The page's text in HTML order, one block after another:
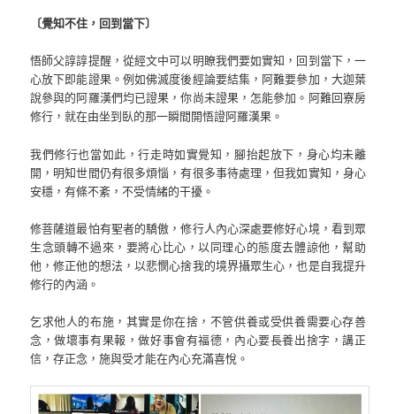
〔覺知不住，回到當下〕
悟師父諄諄提醒，從經文中可以明瞭我們要如實知，回到當下，一
心放下即能證果。例如佛滅度後經論要結集，阿難要參加，大迦葉
說參與的阿羅漢們均已證果，你尚未證果，怎能參加。阿難回寮房
修行，就在由坐到臥的那一瞬間開悟證阿羅漢果。
我們修行也當如此，行走時如實覺知，腳抬起放下，身心均未離
開，明知世間仍有很多煩惱，有很多事待處理，但我如實知，身心
安穩，有條不紊，不受情緒的干擾。
修菩薩道最怕有聖者的驕傲，修行人內心深處要修好心境，看到眾
生念頭轉不過來，要將心比心，以同理心的態度去體諒他，幫助
他，修正他的想法，以悲憫心捨我的境界攝眾生心，也是自我提升
修行的內涵。
乞求他人的布施，其實是你在捨，不管供養或受供養需要心存善
念，做壞事有果報，做好事會有福德，內心要長養出捨字，講正
信，存正念，施與受才能在內心充滿喜悅。